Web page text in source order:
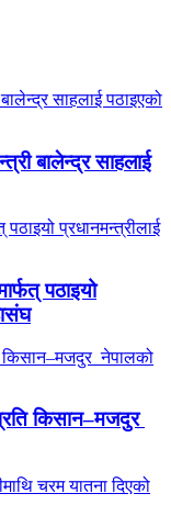
बालेन्द्र साहलाई
पठाइयो
किसान–मजदुर